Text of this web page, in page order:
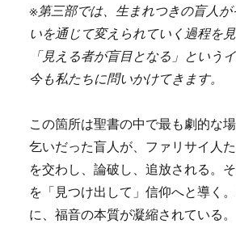
※第三部では、生まれつきの盲人
いを通じて変えられていく過程を
「見える者が盲目となる」という
今も私たちに問いかけてきます。
この箇所は聖書の中で最も劇的な
乞いだった盲人が、ファリサイ人
を交わし、論破し、追放される。
を「見つけ出して」信仰へと導く
に、福音の本質が凝縮されている。